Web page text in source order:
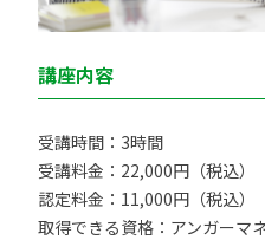
講座内容
受講時間：3時間
受講料金：22,000円（税込）
認定料金：11,000円（税込）
取得できる資格：アンガーマ